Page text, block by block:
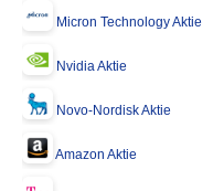
Micron Technology Aktie
Nvidia Aktie
Novo-Nordisk Aktie
Amazon Aktie